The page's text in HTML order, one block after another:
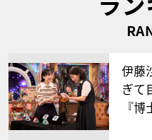
伊藤
ぎて
『